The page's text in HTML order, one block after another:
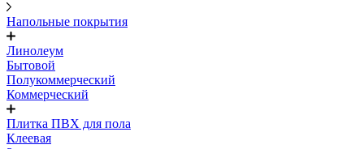
Напольные покрытия
Линолеум
Бытовой
Полукоммерческий
Коммерческий
Плитка ПВХ для пола
Клеевая